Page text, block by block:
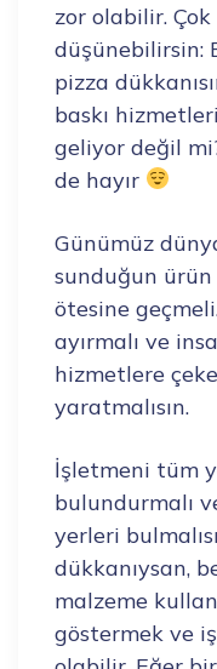
zor olabilir.
düşünebilirsin:
pizza
baskı
geliyor değil
de hayır
Günümüz
sunduğun
ötesine
ayırmalı ve
hizmetlere
yaratmalısın.
İşletmeni tüm
bulundurmalı
yerleri
dükkanıysan,
malzeme
göstermek ve